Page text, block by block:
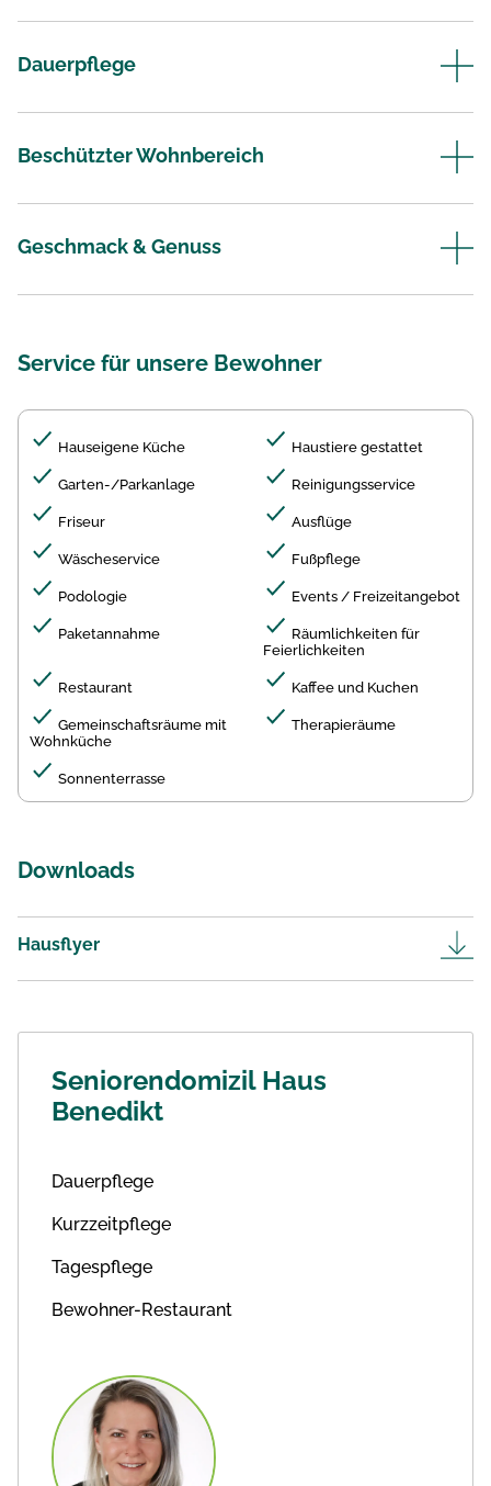
Dauerpflege
Beschützter Wohnbereich
Geschmack & Genuss
Service für unsere Bewohner
Hauseigene Küche Haustiere gestattet
Garten-/Parkanlage Reinigungsservice
Friseur Ausflüge
Wäscheservice Fußpflege
Podologie Events / Freizeitangebot
Paketannahme
Räumlichkeiten für
Feierlichkeiten
Restaurant Kaffee und Kuchen
Gemeinschaftsräume mit
Wohnküche
Therapieräume
Sonnenterrasse
Downloads
Hausflyer
Seniorendomizil Haus
Benedikt
Dauerpflege
Kurzzeitpflege
Tagespflege
Bewohner-Restaurant